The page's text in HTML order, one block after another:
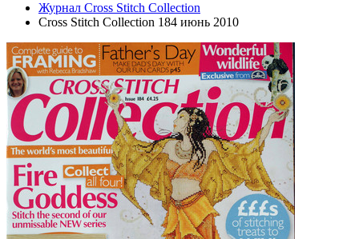
Журнал Cross Stitch Collection
Cross Stitch Collection 184 июнь 2010